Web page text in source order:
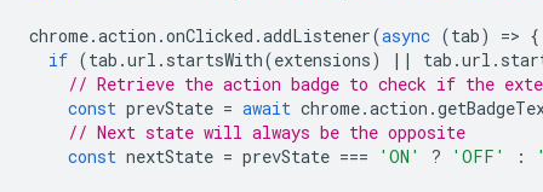
chrome.action .onClicked .addListener(async (tab) => {
if (tab .url . startsWith(extensions) || tab .url .
// Retrieve the action badge to check if the
const prevState = await chrome.action .
// Next state will always be the opposite
const nextState = prevState === 'ON' ? 'OFF' :